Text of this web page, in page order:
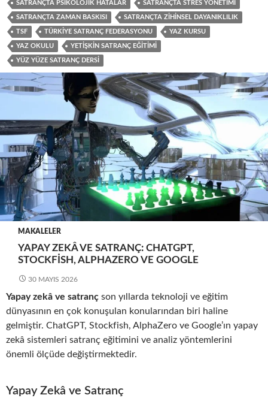
SATRANÇTA PSIKOLOJIK HATALAR SATRANÇTA STRES YÖNETIMI
SATRANÇTA ZAMAN BASKISI SATRANÇTA ZIHINSEL DAYANIKLILIK
TSF TÜRKIYE SATRANÇ FEDERASYONU YAZ KURSU
YAZ OKULU YETIŞKIN SATRANÇ EĞITIMI
YÜZ YÜZE SATRANÇ DERSI
MAKALELER
YAPAY ZEKÂ VE SATRANÇ: CHATGPT,
STOCKFISH, ALPHAZERO VE GOOGLE
30 MAYIS 2026
Yapay zekâ ve satranç son yıllarda teknoloji ve eğitim
dünyasının en çok konuşulan konularından biri haline
gelmiştir. ChatGPT, Stockfish, AlphaZero ve Google’ın yapay
zekâ sistemleri satranç eğitimini ve analiz yöntemlerini
önemli ölçüde değiştirmektedir.
Yapay Zekâ ve Satranç